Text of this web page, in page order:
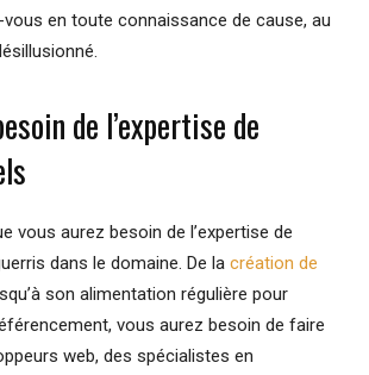
en toute connaissance de cause, au
de l’expertise de
vous aurez besoin de l’expertise de
dans le domaine. De la création de
son alimentation régulière pour
vous aurez besoin de faire
web, des spécialistes en